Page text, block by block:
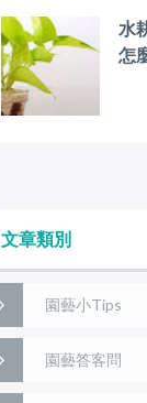
水
怎
文章類別
園藝小Tips
園藝答客問